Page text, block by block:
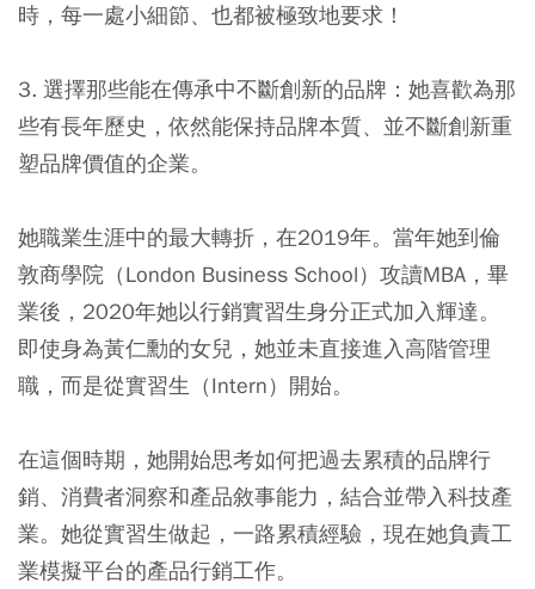
時，每一處小細節、也都被極致地要求！
3. 選擇那些能在傳承中不斷創新的品牌 ：她喜歡為那
些有長年歷史，依然能保持品牌本質、並不斷創新重
塑品牌價值的企業。
她職業生涯中的最大轉折，在2019年。當年她到倫
敦商學院（London Business School）攻讀MBA，畢
業後，2020年她以行銷實習生身分正式加入輝達。
即使身為黃仁勳的女兒，她並未直接進入高階管理
職，而是從實習生（Intern）開始。
在這個時期，她開始思考如何把過去累積的品牌行
銷、消費者洞察和產品敘事能力，結合並帶入科技產
業。她從實習生做起，一路累積經驗，現在她負責工
業模擬平台的產品行銷工作。